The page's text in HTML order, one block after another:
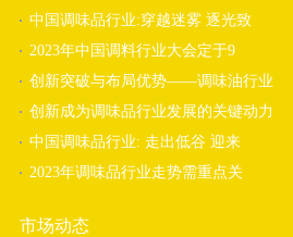
中国调味品行业:穿越迷雾 逐光致
2023年中国调料行业大会定于9
创新突破与布局优势——调味油行业
创新成为调味品行业发展的关键动力
中国调味品行业: 走出低谷 迎来
2023年调味品行业走势需重点关
市场动态